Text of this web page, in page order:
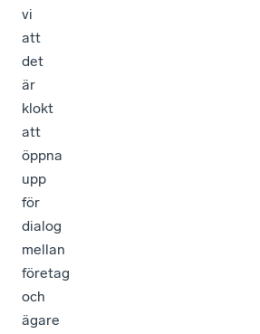
vi
att
det
är
klokt
att
öppna
upp
för
dialog
mellan
företag
och
ägare